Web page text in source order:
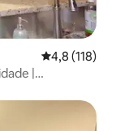
4,8 de uma
4,8 (118)
|